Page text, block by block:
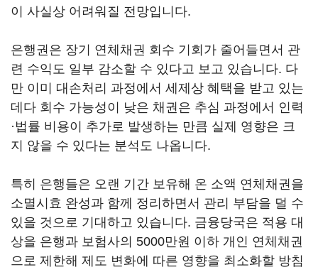
이 사실상 어려워질 전망입니다.
은행권은 장기 연체채권 회수 기회가 줄어들면서 관
련 수익도 일부 감소할 수 있다고 보고 있습니다. 다
만 이미 대손처리 과정에서 세제상 혜택을 받고 있는
데다 회수 가능성이 낮은 채권은 추심 과정에서 인력
·법률 비용이 추가로 발생하는 만큼 실제 영향은 크
지 않을 수 있다는 분석도 나옵니다.
특히 은행들은 오랜 기간 보유해 온 소액 연체채권을
소멸시효 완성과 함께 정리하면서 관리 부담을 덜 수
있을 것으로 기대하고 있습니다. 금융당국은 적용 대
상을 은행과 보험사의 5000만원 이하 개인 연체채권
으로 제한해 제도 변화에 따른 영향을 최소화할 방침